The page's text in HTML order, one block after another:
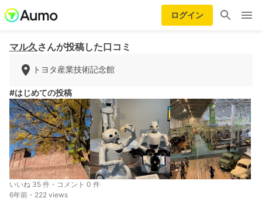
ログイン
マル久さんが投稿した口コミ
トヨタ産業技術記念館
#はじめての投稿
いいね 35 件・コメント 0 件
6年前・222 views